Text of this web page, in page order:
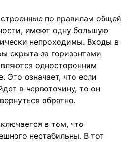
по правилам общей
имеют одну большую
непроходимы. Входы в
скрыта за горизонтами
односторонним
Это означает, что если
в червоточину, то он
обратно.
в том, что
нестабильны. В тот